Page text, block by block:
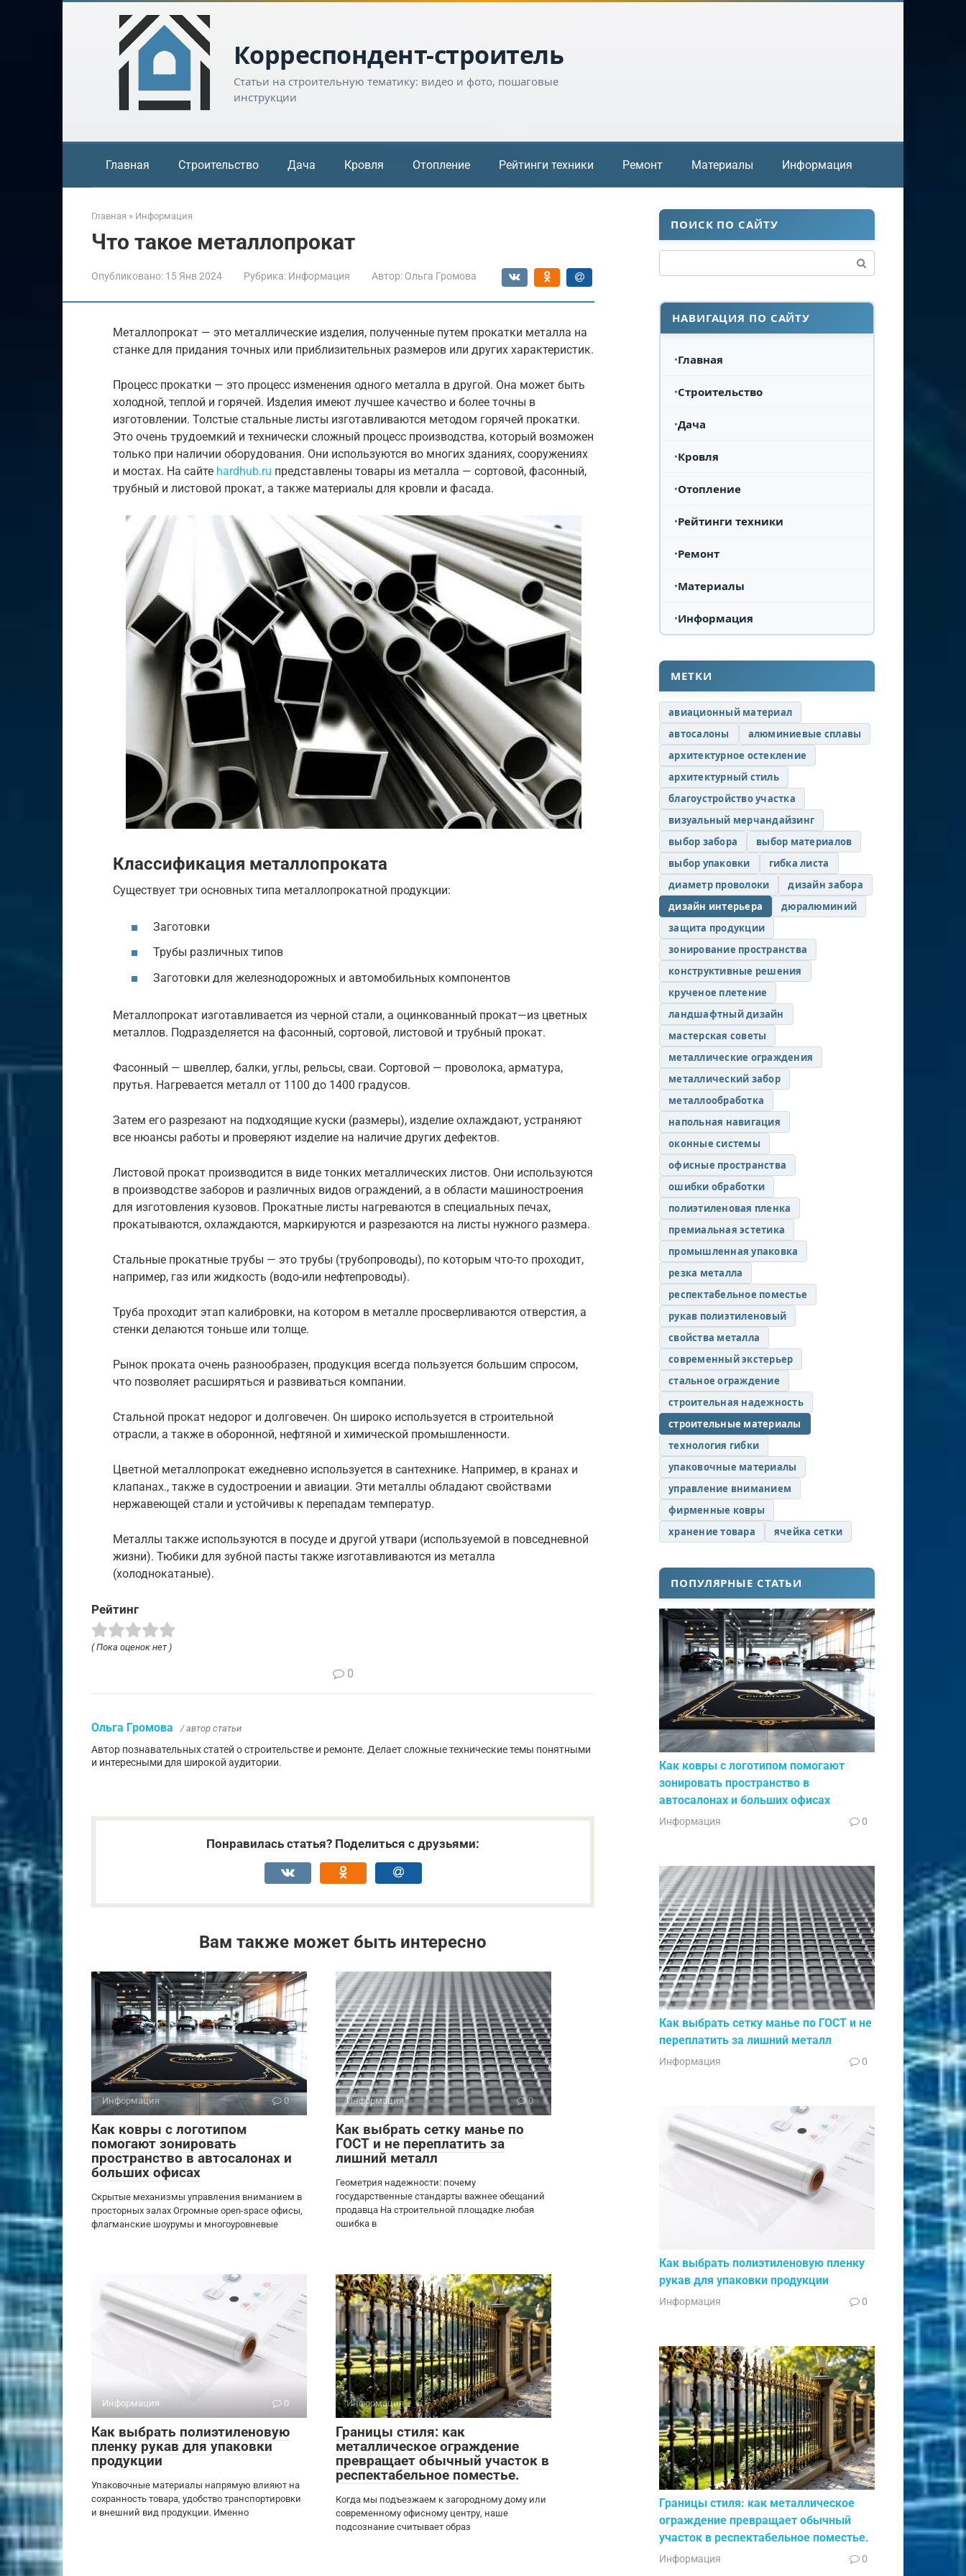
Корреспондент-строитель
Статьи на строительную тематику: видео и фото, пошаговые
инструкции
Главная Строительство Дача Кровля Отопление Рейтинги техники Ремонт Материалы Информация
Главная » Информация
Что такое металлопрокат
Опубликовано: 15 Янв 2024 Рубрика: Информация Автор: Ольга Громова
Металлопрокат — это металлические изделия, полученные путем прокатки металла на
станке для придания точных или приблизительных размеров или других характеристик.
Процесс прокатки — это процесс изменения одного металла в другой. Она может быть
холодной, теплой и горячей. Изделия имеют лучшее качество и более точны в
изготовлении. Толстые стальные листы изготавливаются методом горячей прокатки.
Это очень трудоемкий и технически сложный процесс производства, который возможен
только при наличии оборудования. Они используются во многих зданиях, сооружениях
и мостах. На сайте hardhub.ru представлены товары из металла — сортовой, фасонный,
трубный и листовой прокат, а также материалы для кровли и фасада.
Классификация металлопроката
Существует три основных типа металлопрокатной продукции:
Заготовки
Трубы различных типов
Заготовки для железнодорожных и автомобильных компонентов
Металлопрокат изготавливается из черной стали, а оцинкованный прокат—из цветных
металлов. Подразделяется на фасонный, сортовой, листовой и трубный прокат.
Фасонный — швеллер, балки, углы, рельсы, сваи. Сортовой — проволока, арматура,
прутья. Нагревается металл от 1100 до 1400 градусов.
Затем его разрезают на подходящие куски (размеры), изделие охлаждают, устраняют
все нюансы работы и проверяют изделие на наличие других дефектов.
Листовой прокат производится в виде тонких металлических листов. Они используются
в производстве заборов и различных видов ограждений, а в области машиностроения
для изготовления кузовов. Прокатные листы нагреваются в специальных печах,
прокатываются, охлаждаются, маркируются и разрезаются на листы нужного размера.
Стальные прокатные трубы — это трубы (трубопроводы), по которым что-то проходит,
например, газ или жидкость (водо-или нефтепроводы).
Труба проходит этап калибровки, на котором в металле просверливаются отверстия, а
стенки делаются тоньше или толще.
Рынок проката очень разнообразен, продукция всегда пользуется большим спросом,
что позволяет расширяться и развиваться компании.
Стальной прокат недорог и долговечен. Он широко используется в строительной
отрасли, а также в оборонной, нефтяной и химической промышленности.
Цветной металлопрокат ежедневно используется в сантехнике. Например, в кранах и
клапанах., также в судостроении и авиации. Эти металлы обладают свойствами
нержавеющей стали и устойчивы к перепадам температур.
Металлы также используются в посуде и другой утвари (используемой в повседневной
жизни). Тюбики для зубной пасты также изготавливаются из металла
(холоднокатаные).
Рейтинг
( Пока оценок нет )
0
Ольга Громова / автор статьи
Автор познавательных статей о строительстве и ремонте. Делает сложные технические темы понятными
и интересными для широкой аудитории.
Понравилась статья? Поделиться с друзьями:
Вам также может быть интересно
Информация 0
Как ковры с логотипом
помогают зонировать
пространство в автосалонах и
больших офисах
Скрытые механизмы управления вниманием в
просторных залах Огромные open-space офисы,
флагманские шоурумы и многоуровневые
Информация 0
Как выбрать сетку манье по
ГОСТ и не переплатить за
лишний металл
Геометрия надежности: почему
государственные стандарты важнее обещаний
продавца На строительной площадке любая
ошибка в
Информация 0
Как выбрать полиэтиленовую
пленку рукав для упаковки
продукции
Упаковочные материалы напрямую влияют на
сохранность товара, удобство транспортировки
и внешний вид продукции. Именно
Информация 0
Границы стиля: как
металлическое ограждение
превращает обычный участок в
респектабельное поместье.
Когда мы подъезжаем к загородному дому или
современному офисному центру, наше
подсознание считывает образ
ПОИСК ПО САЙТУ
НАВИГАЦИЯ ПО САЙТУ
Главная
Строительство
Дача
Кровля
Отопление
Рейтинги техники
Ремонт
Материалы
Информация
МЕТКИ
авиационный материал
автосалоны
алюминиевые сплавы
архитектурное остекление
архитектурный стиль
благоустройство участка
визуальный мерчандайзинг
выбор забора
выбор материалов
выбор упаковки
гибка листа
диаметр проволоки
дизайн забора
дизайн интерьера
дюралюминий
защита продукции
зонирование пространства
конструктивные решения
крученое плетение
ландшафтный дизайн
мастерская советы
металлические ограждения
металлический забор
металлообработка
напольная навигация
оконные системы
офисные пространства
ошибки обработки
полиэтиленовая пленка
премиальная эстетика
промышленная упаковка
резка металла
респектабельное поместье
рукав полиэтиленовый
свойства металла
современный экстерьер
стальное ограждение
строительная надежность
строительные материалы
технология гибки
упаковочные материалы
управление вниманием
фирменные ковры
хранение товара
ячейка сетки
ПОПУЛЯРНЫЕ СТАТЬИ
Как ковры с логотипом помогают
зонировать пространство в
автосалонах и больших офисах
Информация 0
Как выбрать сетку манье по ГОСТ и не
переплатить за лишний металл
Информация 0
Как выбрать полиэтиленовую пленку
рукав для упаковки продукции
Информация 0
Границы стиля: как металлическое
ограждение превращает обычный
участок в респектабельное поместье.
Информация 0